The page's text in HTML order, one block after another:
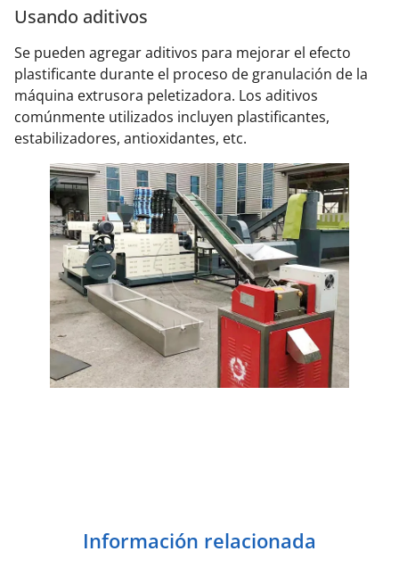
Usando aditivos
Se pueden agregar aditivos para mejorar el efecto
plastificante durante el proceso de granulación de la
máquina extrusora peletizadora. Los aditivos
comúnmente utilizados incluyen plastificantes,
estabilizadores, antioxidantes, etc.
Información relacionada